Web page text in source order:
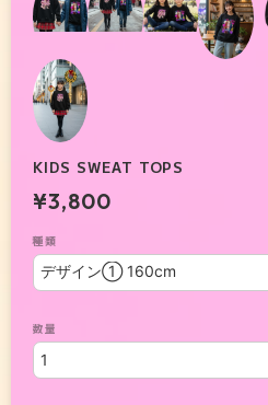
KIDS SWEAT TOPS
¥3,800
種類
数量